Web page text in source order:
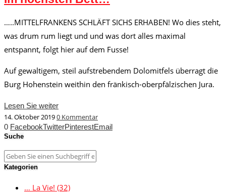
…..MITTELFRANKENS SCHLÄFT SICHS ERHABEN! Wo dies steht,
was drum rum liegt und und was dort alles maximal
entspannt, folgt hier auf dem Fusse!
Auf gewaltigem, steil aufstrebendem Dolomitfels überragt die
Burg Hohenstein weithin den fränkisch-oberpfälzischen Jura.
Lesen Sie weiter
14. Oktober 20190 Kommentar
0 FacebookTwitterPinterestEmail
Suche
Kategorien
… La Vie! (32)